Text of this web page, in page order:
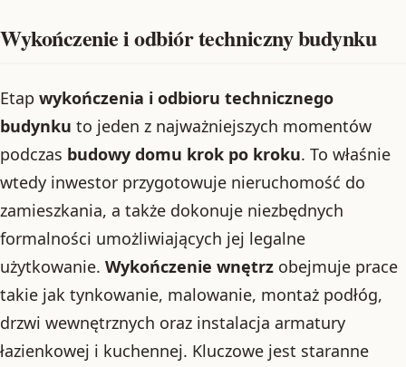
Wykończenie i odbiór techniczny budynku
Etap wykończenia i odbioru technicznego
budynku to jeden z najważniejszych momentów
podczas budowy domu krok po kroku. To właśnie
wtedy inwestor przygotowuje nieruchomość do
zamieszkania, a także dokonuje niezbędnych
formalności umożliwiających jej legalne
użytkowanie. Wykończenie wnętrz obejmuje prace
takie jak tynkowanie, malowanie, montaż podłóg,
drzwi wewnętrznych oraz instalacja armatury
łazienkowej i kuchennej. Kluczowe jest staranne